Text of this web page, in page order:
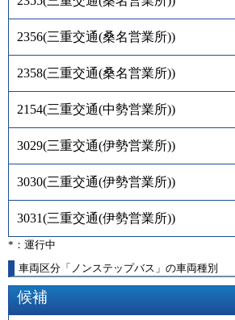
2356(三重交通(桑名営業所))
2358(三重交通(桑名営業所))
2154(三重交通(中勢営業所))
3029(三重交通(伊勢営業所))
3030(三重交通(伊勢営業所))
3031(三重交通(伊勢営業所))
*：運行中
車両区分「ノンステップバス」の車両種別
候補